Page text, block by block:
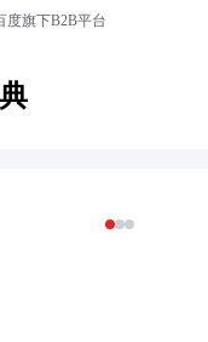
度旗下B2B平台